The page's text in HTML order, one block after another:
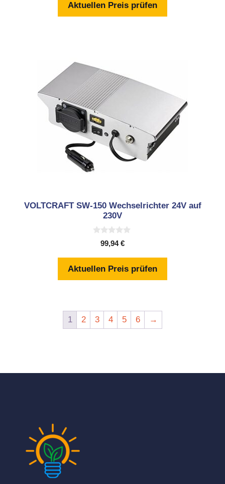
5
Aktuellen Preis prüfen
VOLTCRAFT SW-150 Wechselrichter 24V auf
230V
5
99,94€
Aktuellen Preis prüfen
1 2 3 4 5 6 →